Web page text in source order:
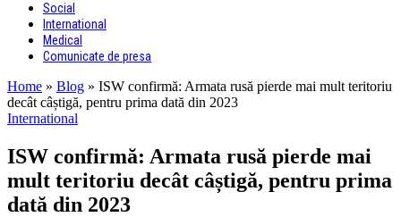
Social
International
Medical
Comunicate de presa
Home » Blog » ISW confirmă: Armata rusă pierde mai mult teritoriu
decât câștigă, pentru prima dată din 2023
International
ISW confirmă: Armata rusă pierde mai
mult teritoriu decât câștigă, pentru prima
dată din 2023